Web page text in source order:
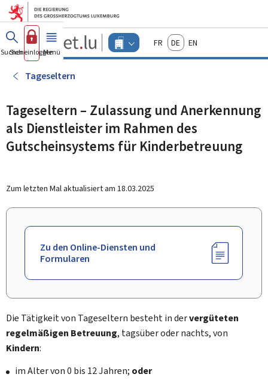
Zum Hauptmenü
Zum Inhalt
Guichet.lu
Changer
d'espace
actif
FrançaisDeutschEnglish
Suchen
Sich einloggen
Menü Haupt-
Tageseltern
Tageseltern – Zulassung und Anerkennung
als Dienstleister im Rahmen des
Gutscheinsystems für Kinderbetreuung
Zum letzten Mal aktualisiert am 18.03.2025
Zu den Online-Diensten und
Formularen
Die Tätigkeit von Tageseltern besteht in dervergüteten
regelmäßigen Betreuung, tagsüber oder nachts, von
Kindern:
im Alter von 0 bis 12 Jahren; oder